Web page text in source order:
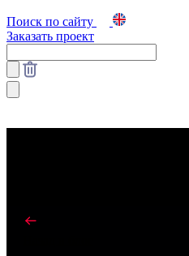
Поиск по сайту
Заказать проект